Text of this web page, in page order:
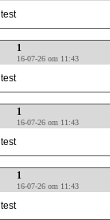
test
1
16-07-26 om 11:43
test
1
16-07-26 om 11:43
test
1
16-07-26 om 11:43
test